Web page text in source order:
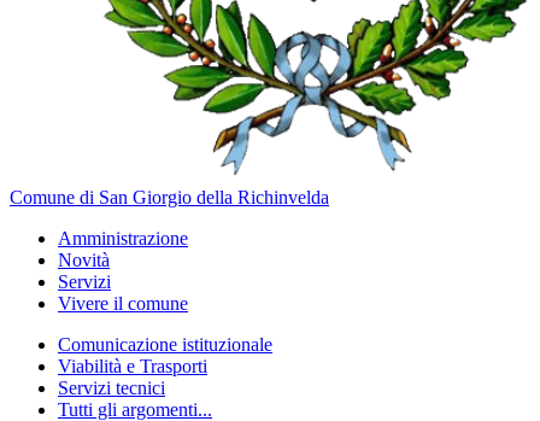
Comune di San Giorgio della Richinvelda
Amministrazione
Novità
Servizi
Vivere il comune
Comunicazione istituzionale
Viabilità e Trasporti
Servizi tecnici
Tutti gli argomenti...